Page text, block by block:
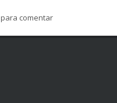
para comentar